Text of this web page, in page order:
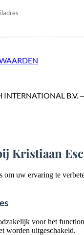
B.V.
Kristiaan
om uw ervaring te
voor het
worden uitgeschakeld.